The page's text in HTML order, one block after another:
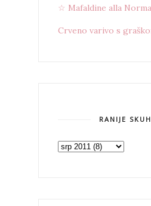
☆ Mafaldine alla Norma
Crveno varivo s
RANIJE